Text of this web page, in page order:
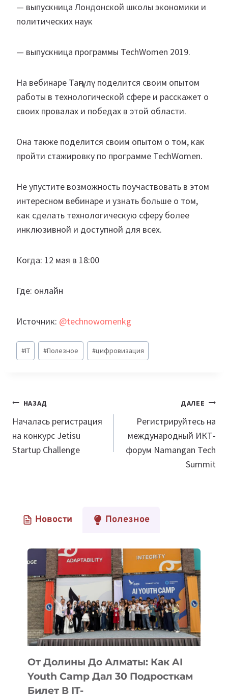
— выпускница Лондонской школы экономики и
политических наук
— выпускница программы TechWomen 2019.
На вебинаре Таңгүлү поделится своим опытом
работы в технологической сфере и расскажет о
своих провалах и победах в этой области.
Она также поделится своим опытом о том, как
пройти стажировку по программе TechWomen.
Не упустите возможность поучаствовать в этом
интересном вебинаре и узнать больше о том,
как сделать технологическую сферу более
инклюзивной и доступной для всех.
Когда: 12 мая в 18:00
Где: онлайн
Источник: @technowomenkg
Метки
записи:
#IT #Полезное #цифровизация
Навигация
по
записям
НАЗАД
Началась регистрация
на конкурс Jetisu
Startup Challenge
ДАЛЕЕ
Регистрируйтесь на
международный ИКТ-
форум Namangan Tech
Summit
Новости Полезное
От Долины До Алматы: Как AI
Youth Camp Дал 30 Подросткам
Билет В IT-